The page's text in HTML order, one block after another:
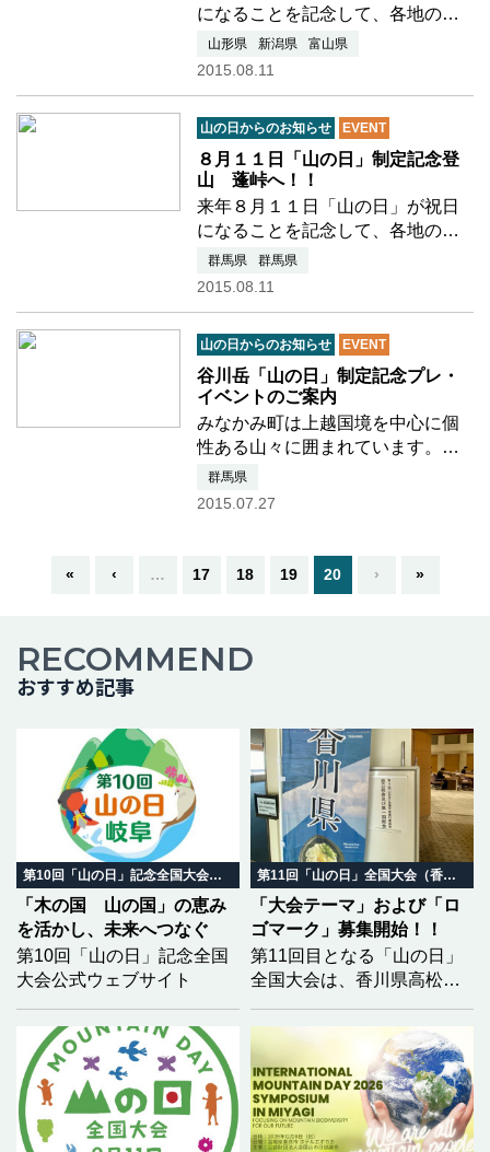
になることを記念して、各地の
山々でアピール活動を行いまし
た。 朝日岳に登ったメンバーは、
行いました。
山形県 新潟県 富山県
2015.08.11
山の日からのお知らせ EVENT
８月１１日「山の日」制定記念登
山 蓬峠へ！！
来年８月１１日「山の日」が祝日
になることを記念して、各地の
山々でアピール活動を行いまし
た。 蓬峠に登ったメンバーは、山
た。
群馬県 群馬県
2015.08.11
山の日からのお知らせ EVENT
谷川岳「山の日」制定記念プレ・
イベントのご案内
みなかみ町は上越国境を中心に個
性ある山々に囲まれています。そ
の恵みは利根川となり流域の多く
の人々を潤しており、また、重要
山々のシンボルが「谷川岳…つづ
群馬県
2015.07.27
« ‹ … 17 18 19 20 › »
RECOMMEND
おすすめ記事
第10回「山の日」記念全国大会 岐阜in飛騨高山
「木の国 山の国」の恵み
を活かし、未来へつなぐ
第10回「山の日」記念全国
大会公式ウェブサイト
第11回「山の日」全国大会（香川県）
「大会テーマ」および「ロ
ゴマーク」募集開始！！
第11回目となる「山の日」
全国大会は、香川県高松市
会を全国に広くPRするた
め、香川大会の開催趣旨を
踏まえた「大会テーマ」と
「ロゴマーク」の募集を開
始しました。どなたでも応